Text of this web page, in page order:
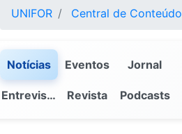
UNIFOR Central de Conteúdo
Notícias Eventos Jornal
Entrevistas Revista Podcasts